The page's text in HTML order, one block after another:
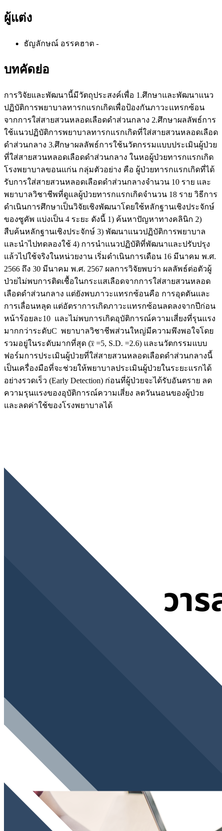
ผู้แต่ง
ธัญลักษณ์ อรรคฮาต -
บทคัดย่อ
การวิจัยและพัฒนานี้มีวัตถุประสงค์เพื่อ 1.ศึกษาและพัฒนาแนว
ปฏิบัติการพยาบาลทารกแรกเกิดเพื่อป้องกันภาวะแทรกซ้อน
จากการใส่สายสวนหลอดเลือดดำส่วนกลาง 2.ศึกษาผลลัพธ์การ
ใช้แนวปฏิบัติการพยาบาลทารกแรกเกิดที่ใส่สายสวนหลอดเลือด
ดำส่วนกลาง 3.ศึกษาผลลัพธ์การใช้นวัตกรรมแบบประเมินผู้ป่วย
ที่ใส่สายสวนหลอดเลือดดำส่วนกลาง ในหอผู้ป่วยทารกแรกเกิด
โรงพยาบาลขอนแก่น กลุ่มตัวอย่าง คือ ผู้ป่วยทารกแรกเกิดที่ได้
รับการใส่สายสวนหลอดเลือดดำส่วนกลางจำนวน 10 ราย และ
พยาบาลวิชาชีพที่ดูแลผู้ป่วยทารกแรกเกิดจำนวน 18 ราย วิธีการ
ดำเนินการศึกษาเป็นวิจัยเชิงพัฒนาโดยใช้หลักฐานเชิงประจักษ์
ของซูคัพ แบ่งเป็น 4 ระยะ ดังนี้ 1) ค้นหาปัญหาทางคลินิก 2)
สืบค้นหลักฐานเชิงประจักษ์ 3) พัฒนาแนวปฏิบัติการพยาบาล
และนำไปทดลองใช้ 4) การนำแนวปฏิบัติที่พัฒนาและปรับปรุง
แล้วไปใช้จริงในหน่วยงาน เริ่มดำเนินการเดือน 16 มีนาคม พ.ศ.
2566 ถึง 30 มีนาคม พ.ศ. 2567 ผลการวิจัยพบว่า ผลลัพธ์ต่อตัวผู้
ป่วยไม่พบการติดเชื้อในกระแสเลือดจากการใส่สายสวนหลอด
เลือดดำส่วนกลาง แต่ยังพบภาวะแทรกซ้อนคือ การอุดตันและ
การเลื่อนหลุด แต่อัตราการเกิดภาวะแทรกซ้อนลดลงจากปีก่อน
หน้าร้อยละ10 และไม่พบการเกิดอุบัติการณ์ความเสี่ยงที่รุนแรง
มากกว่าระดับC พยาบาลวิชาชีพส่วนใหญ่มีความพึงพอใจโดย
รวมอยู่ในระดับมากที่สุด (𝑥̅ =5, S.D. =2.6) และนวัตกรรมแบบ
ฟอร์มการประเมินผู้ป่วยที่ใส่สายสวนหลอดเลือดดำส่วนกลางนี้
เป็นเครื่องมือที่จะช่วยให้พยาบาลประเมินผู้ป่วยในระยะแรกได้
อย่างรวดเร็ว (Early Detection) ก่อนที่ผู้ป่วยจะได้รับอันตราย ลด
ความรุนแรงของอุบัติการณ์ความเสี่ยง ลดวันนอนของผู้ป่วย
และลดค่าใช้ของโรงพยาบาลได้